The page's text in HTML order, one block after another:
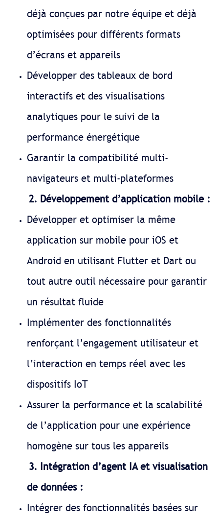
déjà conçues par notre équipe et déjà
optimisées pour différents formats
d’écrans et appareils
Développer des tableaux de bord
interactifs et des visualisations
analytiques pour le suivi de la
performance énergétique
Garantir la compatibilité multi-
navigateurs et multi-plateformes
2. Développement d’application mobile :
Développer et optimiser la même
application sur mobile pour iOS et
Android en utilisant Flutter et Dart ou
tout autre outil nécessaire pour garantir
un résultat fluide
Implémenter des fonctionnalités
renforçant l’engagement utilisateur et
l’interaction en temps réel avec les
dispositifs IoT
Assurer la performance et la scalabilité
de l’application pour une expérience
homogène sur tous les appareils
3. Intégration d’agent IA et visualisation
de données :
Intégrer des fonctionnalités basées sur